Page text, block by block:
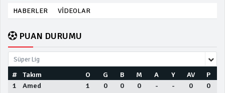
HABERLER VİDEOLAR
PUAN DURUMU
Süper Lig
# Takım O G B M A Y AV
P
1
Amed 1 0 0 0 - - 0
0